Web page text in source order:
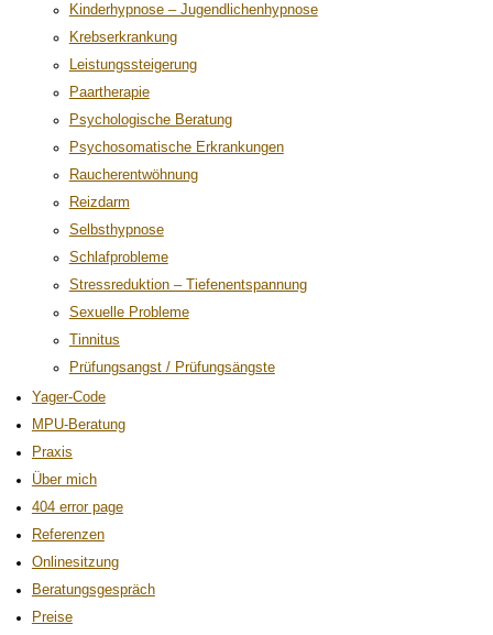
Kinderhypnose – Jugendlichenhypnose
Krebserkrankung
Leistungssteigerung
Paartherapie
Psychologische Beratung
Psychosomatische Erkrankungen
Raucherentwöhnung
Reizdarm
Selbsthypnose
Schlafprobleme
Stressreduktion – Tiefenentspannung
Sexuelle Probleme
Tinnitus
Prüfungsangst / Prüfungsängste
Yager-Code
MPU-Beratung
Praxis
Über mich
404 error page
Referenzen
Onlinesitzung
Beratungsgespräch
Preise